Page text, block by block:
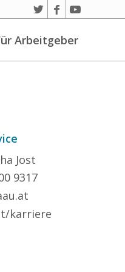
Arbeitgeber
Jost
9317
karriere